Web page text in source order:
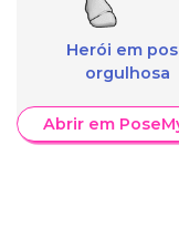
Herói em
orgulhosa
Abrir em